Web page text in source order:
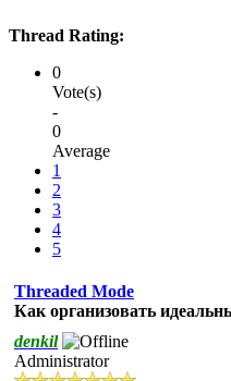
Thread Rating:
0
Vote(s)
-
0
Average
1
2
3
4
5
Threaded Mode
Как организовать
denkil
Administrator